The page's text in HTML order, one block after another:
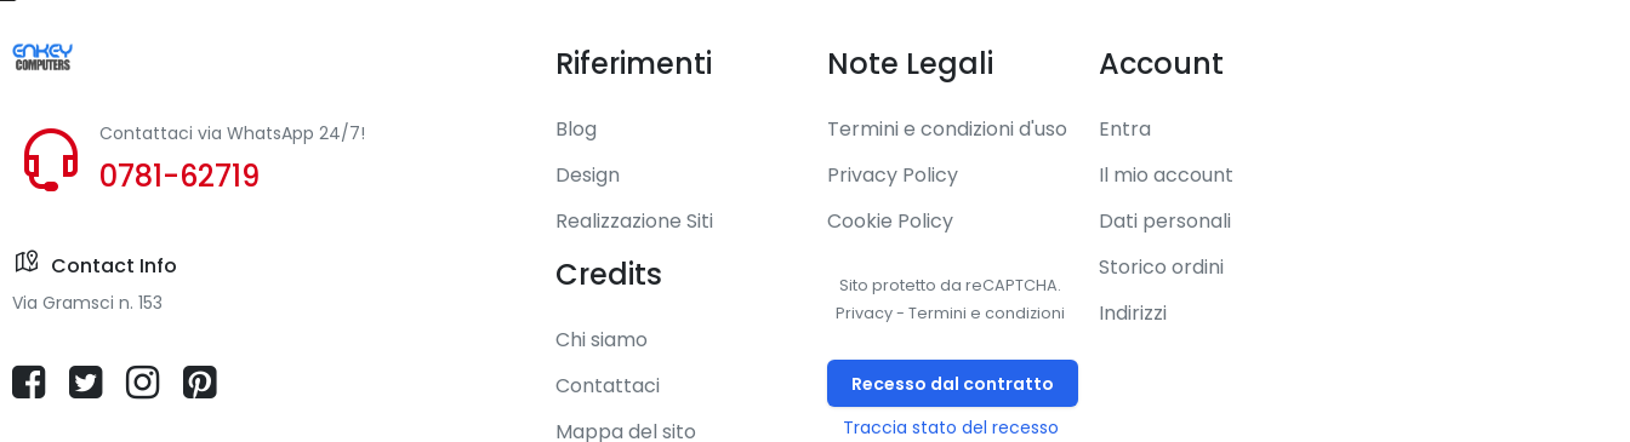
Tecnologia di rilevamento del movimento
Rotella
Numero di tasti 3
Tasti premuti
Rotella di scorrimento Sì
Contattaci via WhatsApp 24/7!
0781-62719
Contact Info
Via Gramsci n. 153
Riferimenti
Blog
Design
Realizzazione Siti
Credits
Chi siamo
Contattaci
Mappa del sito
Note Legali
Termini e condizioni d'uso
Privacy Policy
Cookie Policy
Sito protetto da reCAPTCHA.
Privacy-Termini e condizioni
Recesso dal contratto
Traccia stato del recesso
Account
Entra
Il mio account
Dati personali
Storico ordini
Indirizzi